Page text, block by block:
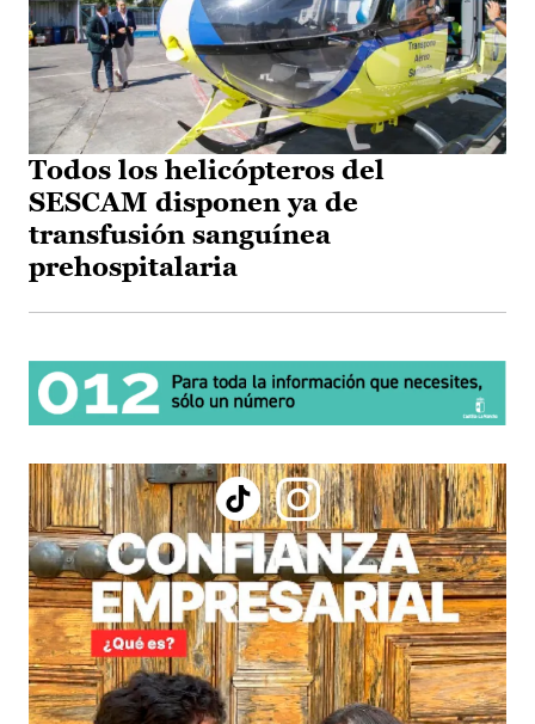
Todos los helicópteros del
SESCAM disponen ya de
transfusión sanguínea
prehospitalaria